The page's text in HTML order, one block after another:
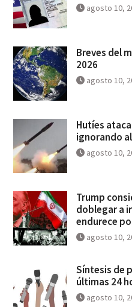
agosto 10,
Breves del
2026
agosto 10,
Hutíes
ignorando
agosto 10,
Trump
doblegar a
endurece
agosto 10,
Síntesis de
últimas 24
agosto 10,